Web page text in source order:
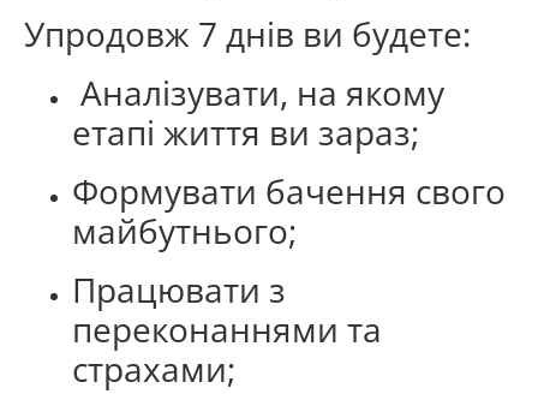
Упродовж 7 днів ви будете:
Аналізувати, на якому
етапі життя ви зараз;
Формувати бачення свого
майбутнього;
Працювати з
переконаннями та
страхами;